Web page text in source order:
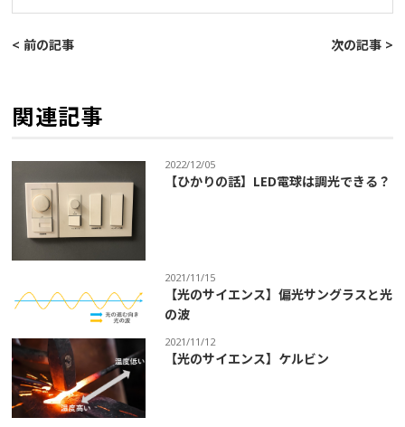
< 前の記事 次の記事 >
関連記事
2022/12/05
【ひかりの話】LED電球は調光できる？
2021/11/15
【光のサイエンス】偏光サングラスと光
の波
2021/11/12
【光のサイエンス】ケルビン